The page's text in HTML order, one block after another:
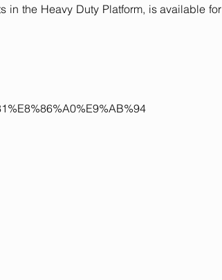
in the Heavy Duty Platform, is available for